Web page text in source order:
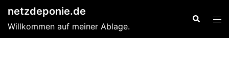
springen
netzdeponie.de
Willkommen auf meiner Ablage.
Suche